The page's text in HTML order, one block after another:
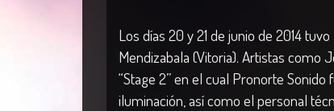
Los días 20 y 21 de junio de 2014
Mendizabala (Vitoria). Artistas como
“Stage 2” en el cual Pronorte
iluminación, así como el personal